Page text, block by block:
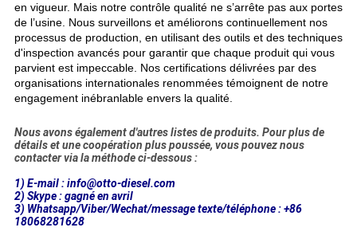
en vigueur. Mais notre contrôle qualité ne s’arrête pas aux portes
de l’usine. Nous surveillons et améliorons continuellement nos
processus de production, en utilisant des outils et des techniques
d'inspection avancés pour garantir que chaque produit qui vous
parvient est impeccable. Nos certifications délivrées par des
organisations internationales renommées témoignent de notre
engagement inébranlable envers la qualité.​
Nous avons également d'autres listes de produits. Pour plus de
détails et une coopération plus poussée, vous pouvez nous
contacter via la méthode ci-dessous :
1) E-mail : info@otto-diesel.com
2) Skype : gagné en avril
3) Whatsapp/Viber/Wechat/message texte/téléphone : +86
18068281628